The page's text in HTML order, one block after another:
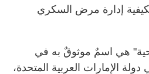
إدارة مرض السكري
هي اسمٌ موثوقٌ به في
الإمارات العربية المتحدة،